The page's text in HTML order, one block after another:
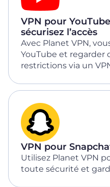
VPN pour
sécurisez l’accès
Avec Planet VPN,
YouTube et regarder
restrictions via un
VPN pour
Utilisez Planet VPN
toute sécurité et